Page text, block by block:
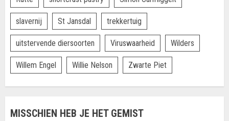
slavernij St Jansdal trekkertuig
uitstervende diersoorten Viruswaarheid Wilders
Willem Engel Willie Nelson Zwarte Piet
MISSCHIEN HEB JE HET GEMIST